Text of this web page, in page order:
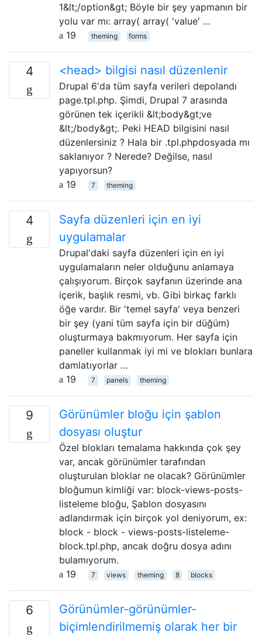
1&lt;/option&gt; Böyle bir şey yapmanın bir
yolu var mı: array( array( 'value' …
19
theming forms
4 <head> bilgisi nasıl düzenlenir
Drupal 6'da tüm sayfa verileri depolandı
page.tpl.php. Şimdi, Drupal 7 arasında
görünen tek içerikli &lt;body&gt;ve
&lt;/body&gt;. Peki HEAD bilgisini nasıl
düzenlersiniz ? Hala bir .tpl.phpdosyada mı
saklanıyor ? Nerede? Değilse, nasıl
yapıyorsun?
19
7 theming
4
Sayfa düzenleri için en iyi
uygulamalar
Drupal'daki sayfa düzenleri için en iyi
uygulamaların neler olduğunu anlamaya
çalışıyorum. Birçok sayfanın üzerinde ana
içerik, başlık resmi, vb. Gibi birkaç farklı
öğe vardır. Bir 'temel sayfa' veya benzeri
bir şey (yani tüm sayfa için bir düğüm)
oluşturmaya bakmıyorum. Her sayfa için
paneller kullanmak iyi mi ve blokları bunlara
damlatıyorlar …
19
7 panels theming
9
Görünümler bloğu için şablon
dosyası oluştur
Özel blokları temalama hakkında çok şey
var, ancak görünümler tarafından
oluşturulan bloklar ne olacak? Görünümler
bloğumun kimliği var: block-views-posts-
listeleme bloğu, Şablon dosyasını
adlandırmak için birçok yol deniyorum, ex:
block - block - views-posts-listeleme-
block.tpl.php, ancak doğru dosya adını
bulamıyorum.
19
7 views theming 8 blocks
6
Görünümler-görünümler-
biçimlendirilmemiş olarak her bir